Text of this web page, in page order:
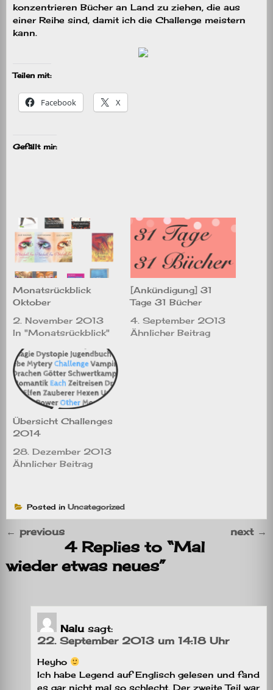
konzentrieren Bücher an Land zu ziehen, die aus
einer Reihe sind, damit ich die Challenge meistern
kann.
Teilen mit:
Facebook X
Gefällt mir:
Monatsrückblick
Oktober
2. November 2013
In "Monatsrückblick"
[Ankündigung] 31
Tage 31 Bücher
4. September 2013
Ähnlicher Beitrag
Übersicht Challenges
2014
28. Dezember 2013
Ähnlicher Beitrag
Posted in Uncategorized
← previous next →
4 Replies to “Mal
wieder etwas neues”
Nalu sagt:
22. September 2013 um 14:18 Uhr
Heyho
Ich habe Legend auf Englisch gelesen und fand
es gar nicht mal so schlecht. Der zweite Teil war